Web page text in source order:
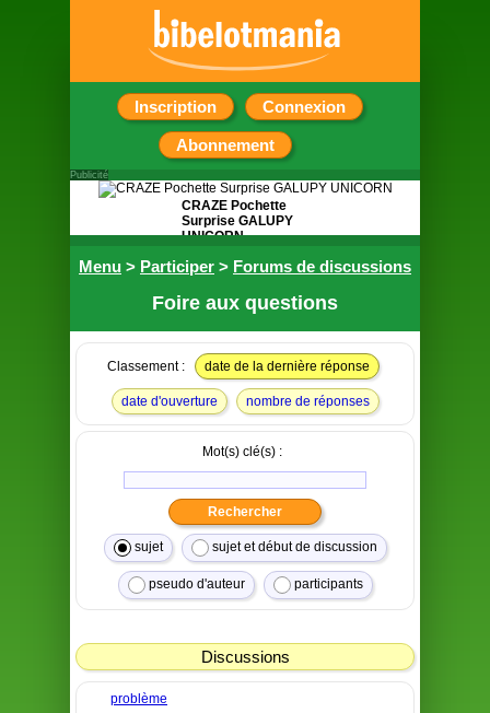
Inscription Connexion
Abonnement
Menu > Participer > Forums de discussions
Foire aux questions
Classement : date de la dernière réponse
date d'ouverture nombre de réponses
Mot(s) clé(s) :
sujet sujet et début de discussion
pseudo d'auteur participants
Discussions
problème
Publicité
CRAZE Pochette
Surprise GALUPY
UNICORN
Contient 4 petits
thème des licornes